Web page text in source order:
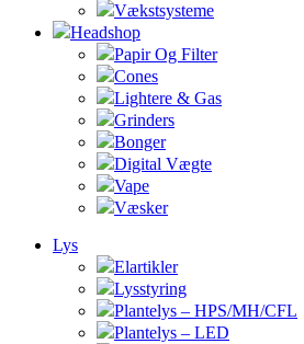
Vækstsysteme
Headshop
Papir Og Filter
Cones
Lightere & Gas
Grinders
Bonger
Digital Vægte
Vape
Væsker
Lys
Elartikler
Lysstyring
Plantelys – HPS/MH/CFL
Plantelys – LED